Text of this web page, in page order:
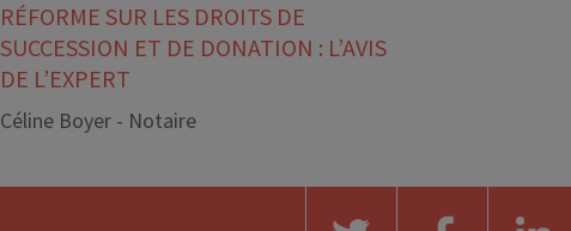
RÉFORME SUR LES DROITS DE
SUCCESSION ET DE DONATION : L’AVIS
DE L’EXPERT
Céline Boyer - Notaire